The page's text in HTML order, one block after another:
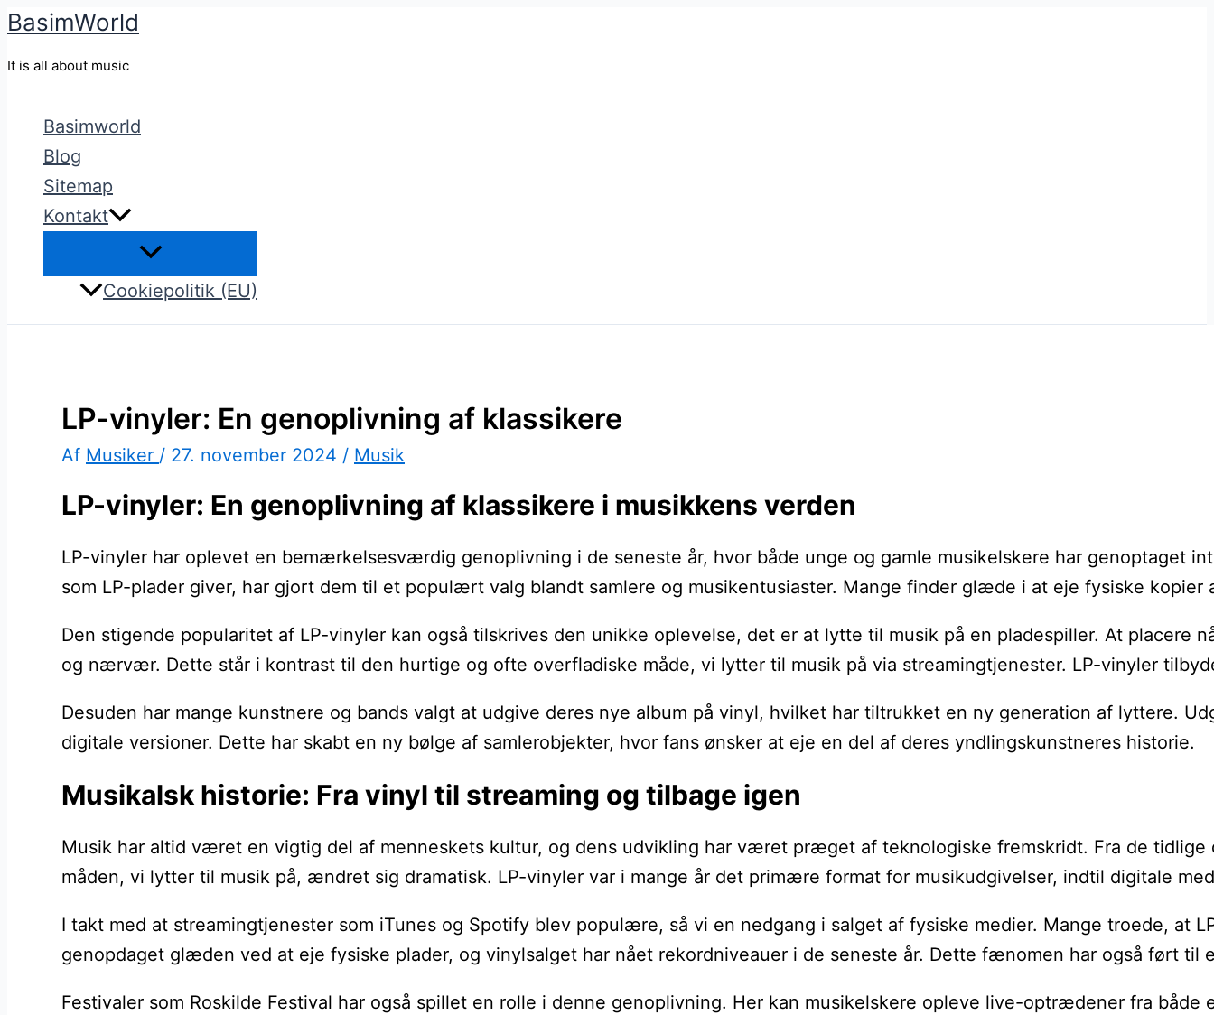
Gå
BasimWorld
It is all about music
Basimworld
Blog
Sitemap
Kontakt
Cookiepolitik (EU)
LP-vinyler: En genoplivning af klassikere
Af Musiker / 27. november 2024 / Musik
LP-vinyler: En genoplivning af klassikere i musikkens verden
LP-vinyler har oplevet en bemærkelsesværdig genoplivning i de seneste år, hvor både unge og gamle musikelskere har genoptaget
som LP-plader giver, har gjort dem til et populært valg blandt samlere og musikentusiaster. Mange finder glæde i at eje fysiske
Den stigende popularitet af LP-vinyler kan også tilskrives den unikke oplevelse, det er at lytte til musik på en pladespiller. At
og nærvær. Dette står i kontrast til den hurtige og ofte overfladiske måde, vi lytter til musik på via streamingtjenester. LP-vinyler
Desuden har mange kunstnere og bands valgt at udgive deres nye album på vinyl, hvilket har tiltrukket en ny generation af lyttere.
digitale versioner. Dette har skabt en ny bølge af samlerobjekter, hvor fans ønsker at eje en del af deres yndlingskunstneres historie.
Musikalsk historie: Fra vinyl til streaming og tilbage igen
Musik har altid været en vigtig del af menneskets kultur, og dens udvikling har været præget af teknologiske fremskridt. Fra de
måden, vi lytter til musik på, ændret sig dramatisk. LP-vinyler var i mange år det primære format for musikudgivelser, indtil digitale
I takt med at streamingtjenester som iTunes og Spotify blev populære, så vi en nedgang i salget af fysiske medier. Mange troede, at
genopdaget glæden ved at eje fysiske plader, og vinylsalget har nået rekordniveauer i de seneste år. Dette fænomen har også ført til
Festivaler som Roskilde Festival har også spillet en rolle i denne genoplivning. Her kan musikelskere opleve live-optrædener fra